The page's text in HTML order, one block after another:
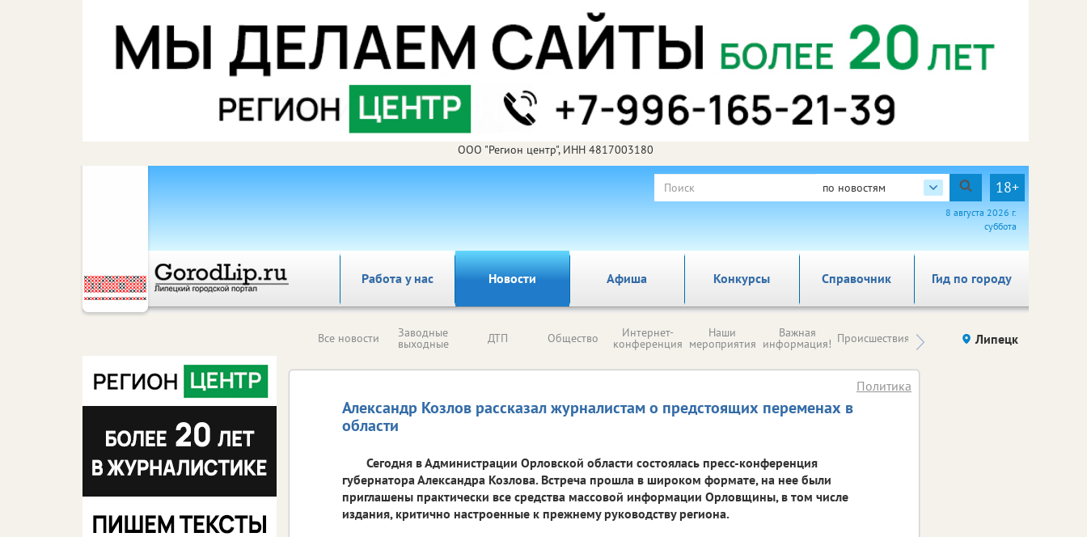
ООО "Регион центр", ИНН 4817003180
по новостям 18+
8 августа 2026 г.
суббота
Работа у нас Новости Афиша Справочник Гид по городу
Конкурсы
Все новости Заводные
выходные ДТП Общество Интернет-
конференция
Наши
мероприятия
Важная
информация! Происшествия Здоровье компаний (на
правах
Липецк
Александр Козлов рассказал журналистам о предстоящих переменах в
области
Политика
Сегодня в Администрации Орловской области состоялась пресс-конференция
губернатора Александра Козлова. Встреча прошла в широком формате, на нее были
приглашены практически все средства массовой информации Орловщины, в том числе
издания, критично настроенные к прежнему руководству региона.